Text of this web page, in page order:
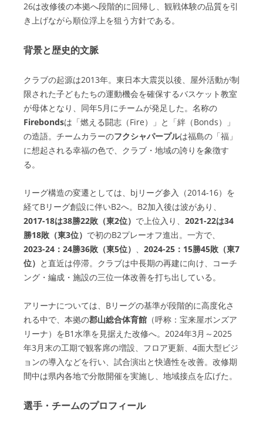
26は改修後の本拠へ段階的に回帰し、観戦体験の品質を引
き上げながら順位浮上を狙う方針である。
背景と歴史的文脈
クラブの起源は2013年。東日本大震災以後、屋外活動が制
限された子どもたちの運動機会を確保するバスケット教室
が母体となり、同年5月にチームが発足した。名称の
Firebondsは「燃える闘志（Fire）」と「絆（Bonds）」
の造語。チームカラーのフクシャパープルは福島の「福」
に想起される幸福の色で、クラブ・地域の誇りを象徴す
る。
リーグ構造の変遷としては、bjリーグ参入（2014-16）を
経てBリーグ創設に伴いB2へ。B2加入後は波があり、
2017-18は38勝22敗（東2位） で上位入り、 2021-22は34
勝18敗（東3位） で初のB2プレーオフ進出。一方で、
2023-24：24勝36敗（東5位） 、 2024-25：15勝45敗（東7
位） と直近は停滞。クラブは中長期の再建に向け、コーチ
ング・編成・施設の三位一体改善を打ち出している。
アリーナについては、Bリーグの基準が段階的に高度化さ
れる中で、本拠の郡山総合体育館 （呼称：宝来屋ボンズア
リーナ）をB1水準を見据えた改修へ。2024年3月～2025
年3月末の工期で観客席の増設、フロア更新、4面大型ビジ
ョンの導入などを行い、試合演出と快適性を改善。改修期
間中は県内各地で分散開催を実施し、地域接点を広げた。
選手・チームのプロフィール